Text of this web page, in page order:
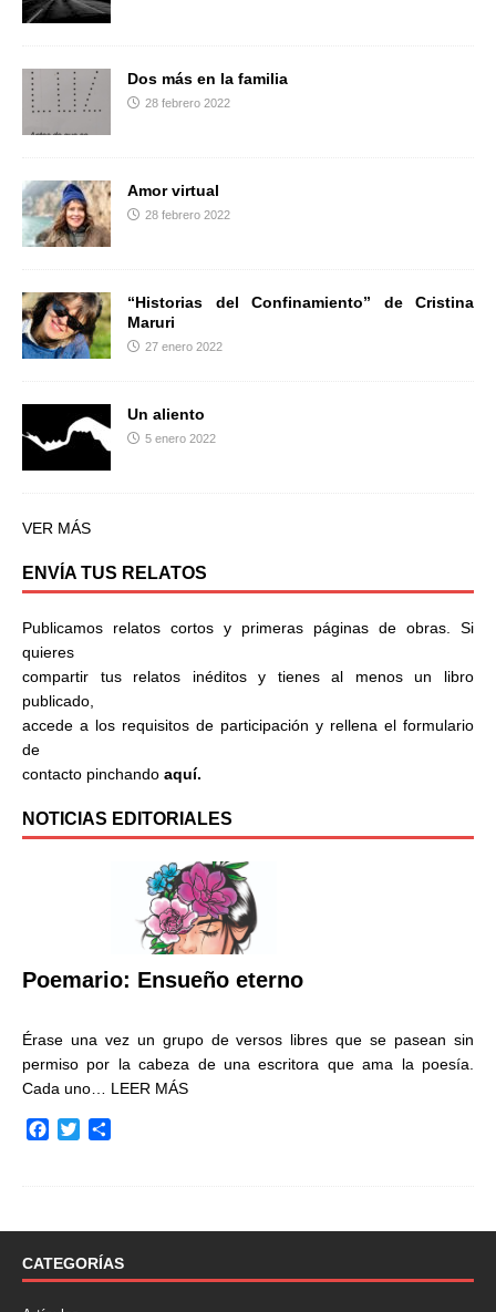
Dos más en la familia
28 febrero 2022
Amor virtual
28 febrero 2022
“Historias del Confinamiento” de Cristina
Maruri
27 enero 2022
Un aliento
5 enero 2022
VER MÁS
ENVÍA TUS RELATOS
Publicamos relatos cortos y primeras páginas de obras. Si
quieres
compartir tus relatos inéditos y tienes al menos un libro
publicado,
accede a los requisitos de participación y rellena el formulario
de
contacto pinchando aquí.
NOTICIAS EDITORIALES
Poemario: Ensueño eterno
Érase una vez un grupo de versos libres que se pasean sin
permiso por la cabeza de una escritora que ama la poesía.
Cada uno… LEER MÁS
o
k
r
t
i
CATEGORÍAS